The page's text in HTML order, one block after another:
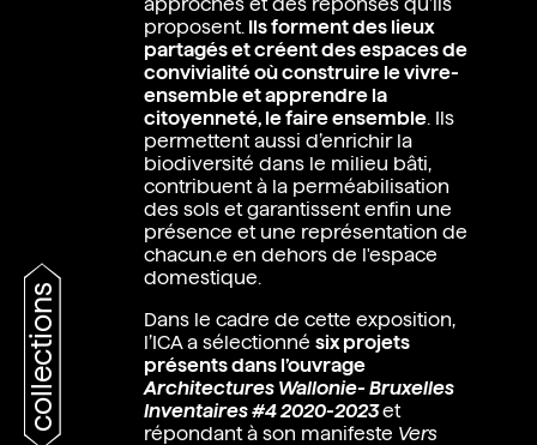
collections
approches et des réponses qu’ils
proposent. Ils forment des lieux
partagés et créent des espaces de
convivialité où construire le vivre-
ensemble et apprendre la
citoyenneté, le faire ensemble. Ils
permettent aussi d’enrichir la
biodiversité dans le milieu bâti,
contribuent à la perméabilisation
des sols et garantissent enfin une
présence et une représentation de
chacun.e en dehors de l'espace
domestique.
Dans le cadre de cette exposition,
l’ICA a sélectionné six projets
présents dans l’ouvrage
Architectures Wallonie- Bruxelles
Inventaires #4 2020-2023et
répondant à son manifeste Vers